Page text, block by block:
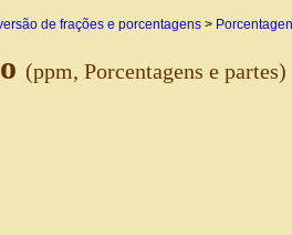
de frações e porcentagens >
(ppm, Porcentagens e partes)